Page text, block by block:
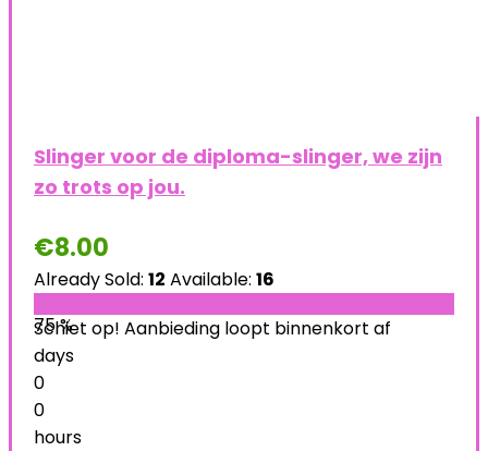
Slinger voor de diploma-slinger, we zijn
zo trots op jou.
€8.00
Already Sold: 12 Available: 16
75 %
Schiet op! Aanbieding loopt binnenkort af
days
0
0
hours